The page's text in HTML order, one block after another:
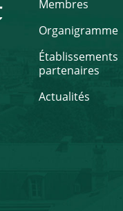
Membres
Organigramme
Établissements
partenaires
Actualités